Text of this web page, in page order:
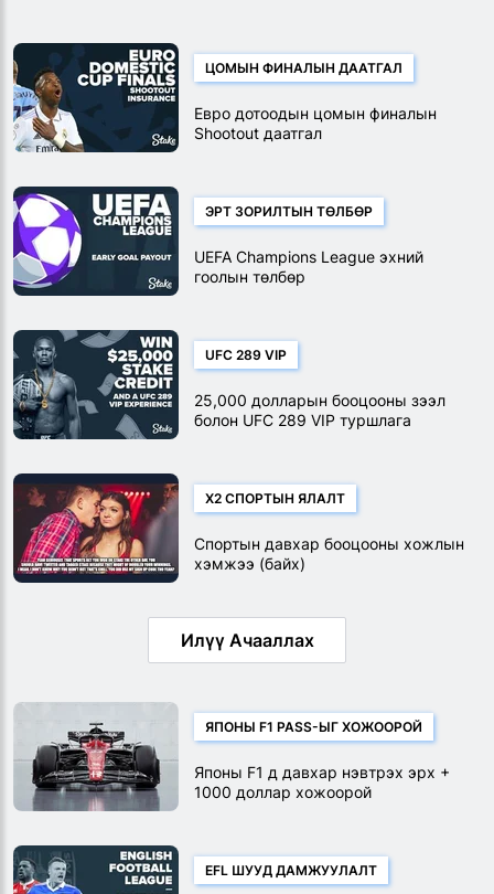
ЦОМЫН ФИНАЛЫН ДААТГАЛ
Евро дотоодын цомын финалын
Shootout даатгал
ЭРТ ЗОРИЛТЫН ТӨЛБӨР
UEFA Champions League эхний
гоолын төлбөр
UFC 289 VIP
25,000 долларын бооцооны зээл
болон UFC 289 VIP туршлага
X2 СПОРТЫН ЯЛАЛТ
Спортын давхар бооцооны хожлын
хэмжээ (байх)
Илүү Ачааллах
ЯПОНЫ F1 PASS-ЫГ ХОЖООРОЙ
Японы F1 д давхар нэвтрэх эрх +
1000 доллар хожоорой
EFL ШУУД ДАМЖУУЛАЛТ